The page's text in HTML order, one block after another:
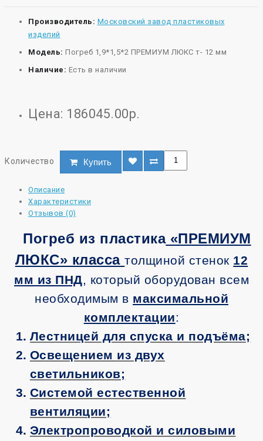
Производитель: Московский завод пластиковых
изделий
Модель: Погреб 1,9*1,5*2 ПРЕМИУМ ЛЮКС т- 12 мм
Наличие: Есть в наличии
Цена: 186045.00р.
Количество Купить
Описание
Характеристики
Отзывов (0)
Погреб из пластика«ПРЕМИУМ
ЛЮКС» классатолщиной стенок 12
мм из ПНД, который оборудован всем
необходимым в максимальной
комплектации:
1. Лестницей для спуска и подъёма;
2. Освещением из двух
светильников;
3. Системой естественной
вентиляции;
4. Электропроводкой и силовыми